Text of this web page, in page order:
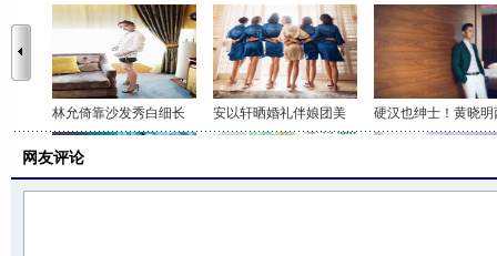
林允倚靠沙发秀白细长 安以轩晒婚礼伴娘团美 硬汉也绅士！黄晓明
网友评论